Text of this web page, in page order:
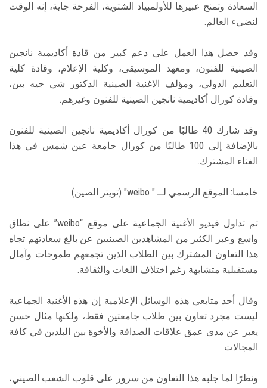
السعادة وتمنح عبيرها للأولمبياد الشتوية، الفرحة جاية، إنه الوقت
لنضيء العالم.
وقد حصل هذا العمل على دعم كبير من قادة أكاديمية نانجين
الصينية للفنون، ومعهد الموسيقى، وكلية الإعلام، وقادة كلية
التعليم الدولي، ومؤلف الاغنية الصينية الدكتور شي جيه بين،
وقادة كورال أكاديمية نانجين الصينية للفنون وغيرهم.
وقد شارك 40 طالبًا من كورال أكاديمية نانجين الصينية للفنون
بالإضافة إلى 100 طالبًا من كورال جامعة عين شمس في هذا
الغناء المشترك.
خامسا: الموقع الرسمي لــ " weibo" (تويتر الصين)
تم تداول فيديو الأغنية الجماعية على موقع “weibo” على نطاق
واسع وعبر الكثير من المشاهدين الصينيين عن بالغ سعادتهم تجاه
هذا التعاون المشترك بين الطلاب الذين تجمعهم طموحات وآمال
مستقبلية متشابهة رغم اختلاف اللغات والثقافة.
وقال أحد متابعي هذه الوسائل الإعلامية إن هذه الأغنية الجماعية
ليست مجرد تعاون بين طلاب جامعتين فقط، ولكنها مثال حسن
يعبر عن مدى عمق علاقات الصداقة والأخوة بين البلدين في كافة
المجالات.
ونظرًا لما جلبه هذا التعاون من سرور على قلوب الشعب الصيني،